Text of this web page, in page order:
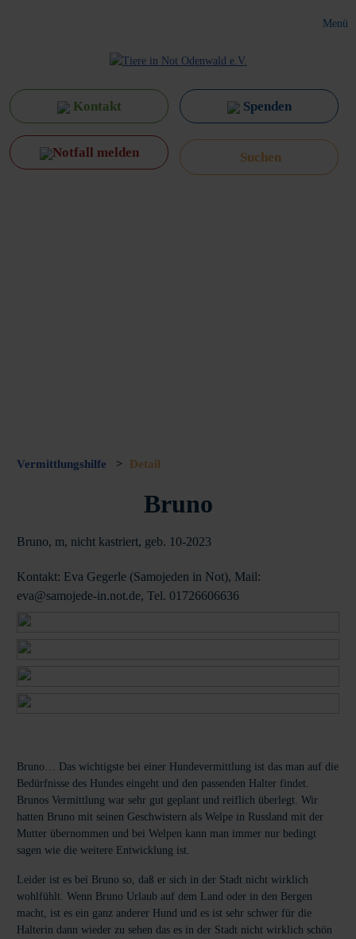
Menü
Kontakt Spenden
Notfall melden
Vermittlungshilfe > Detail
Bruno
Bruno, m, nicht kastriert, geb. 10-2023
Kontakt: Eva Gegerle (Samojeden in Not), Mail:
eva@samojede-in.not.de, Tel. 01726606636
Bruno… Das wichtigste bei einer Hundevermittlung ist das man auf die
Bedürfnisse des Hundes eingeht und den passenden Halter findet.
Brunos Vermittlung war sehr gut geplant und reiflich überlegt. Wir
hatten Bruno mit seinen Geschwistern als Welpe in Russland mit der
Mutter übernommen und bei Welpen kann man immer nur bedingt
sagen wie die weitere Entwicklung ist.
Leider ist es bei Bruno so, daß er sich in der Stadt nicht wirklich
wohlfühlt. Wenn Bruno Urlaub auf dem Land oder in den Bergen
macht, ist es ein ganz anderer Hund und es ist sehr schwer für die
Halterin dann wieder zu sehen das es in der Stadt nicht wirklich schön